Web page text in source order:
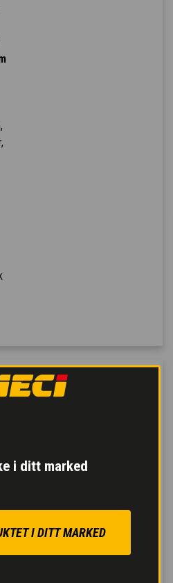
i ditt marked
I DITT MARKED